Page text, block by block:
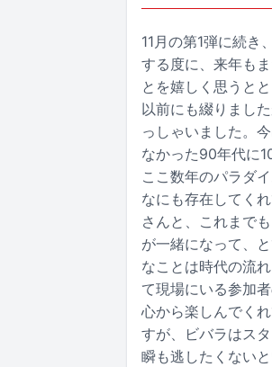
11月の第1弾に続き
する度に、来年も
とを嬉しく思うと
以前にも綴りまし
っしゃいました。
なかった90年代に
ここ数年のパラダ
なにも存在してく
さんと、これまで
が一緒になって、
なことは時代の流
て現場にいる参加
心から楽しんでく
すが、ビバラはス
瞬も逃したくない